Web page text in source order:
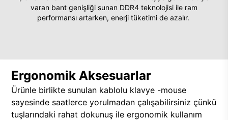
varan bant genişliği sunan DDR4 teknolojisi ile ram
performansı artarken, enerji tüketimi de azalır.
Ergonomik Aksesuarlar
Ürünle birlikte sunulan kablolu klavye -mouse
sayesinde saatlerce yorulmadan çalışabilirsiniz çünkü
tuşlarındaki rahat dokunuş ile ergonomik kullanım